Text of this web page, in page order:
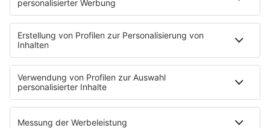
Musik-Tester werden!
Jobline
Streams
Podcasts
Mehr Streams